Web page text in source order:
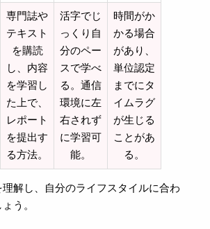
専門誌や
テキスト
を購読
し、内容
を学習し
た上で、
レポート
を提出す
る方法。
活字でじ
っくり自
分のペー
スで学べ
る。通信
環境に左
右されず
に学習可
能。
時間がか
かる場合
があり、
単位認定
までにタ
イムラグ
が生じる
ことがあ
る。
解し、自分のライフスタイルに合わ
う。